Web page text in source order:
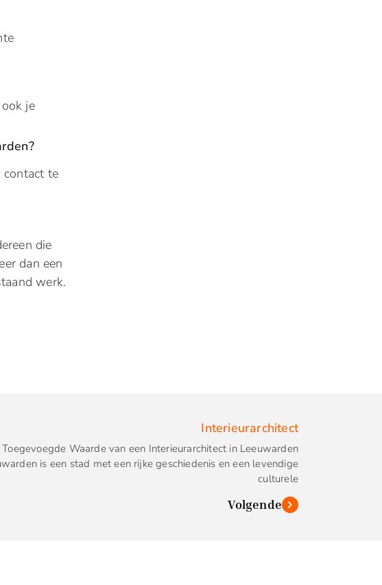
je
contact te
die
dan een
werk.
Interieurarchitect
Toegevoegde Waarde van een Interieurarchitect in Leeuwarden
is een stad met een rijke geschiedenis en een levendige
culturele
Volgende